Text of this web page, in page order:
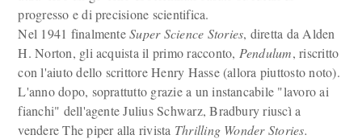
progresso e di precisione scientifica.
Nel 1941 finalmenteSuper Science Stories, diretta da Alden
H. Norton, gli acquista il primo racconto, Pendulum, riscritto
con l'aiuto dello scrittore Henry Hasse (allora piuttosto noto).
L'anno dopo, soprattutto grazie a un instancabile "lavoro ai
fianchi" dell'agente Julius Schwarz, Bradbury riuscì a
vendere The piper alla rivista Thrilling Wonder Stories.